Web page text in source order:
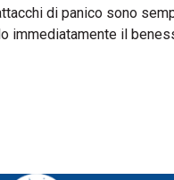
di panico sono
immediatamente il